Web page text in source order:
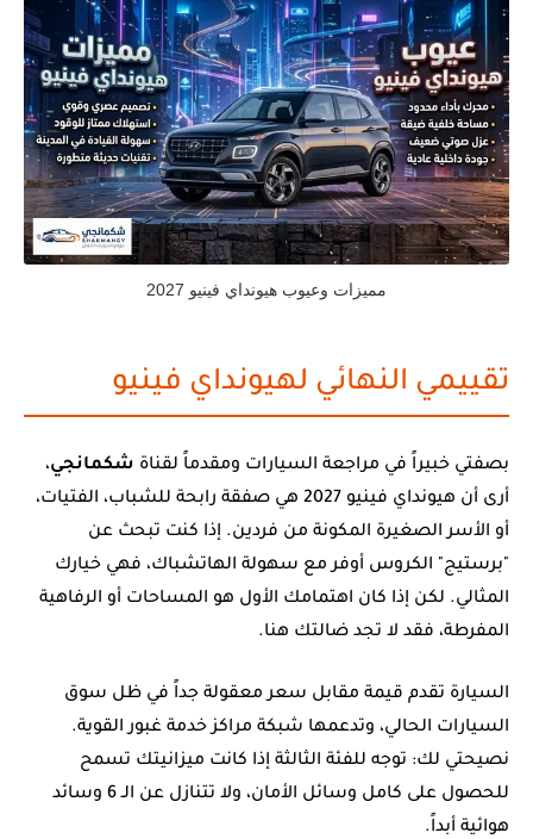
مميزات وعيوب هيونداي فينيو 2027
تقييمي النهائي لهيونداي فينيو
بصفتي خبيراً في مراجعة السيارات ومقدماً لقناة شكمانجي،
أرى أن هيونداي فينيو 2027 هي صفقة رابحة للشباب، الفتيات،
أو الأسر الصغيرة المكونة من فردين. إذا كنت تبحث عن
"برستيج" الكروس أوفر مع سهولة الهاتشباك، فهي خيارك
المثالي. لكن إذا كان اهتمامك الأول هو المساحات أو الرفاهية
المفرطة، فقد لا تجد ضالتك هنا.
السيارة تقدم قيمة مقابل سعر معقولة جداً في ظل سوق
السيارات الحالي، وتدعمها شبكة مراكز خدمة غبور القوية.
نصيحتي لك: توجه للفئة الثالثة إذا كانت ميزانيتك تسمح
للحصول على كامل وسائل الأمان، ولا تتنازل عن الـ 6 وسائد
هوائية أبداً.